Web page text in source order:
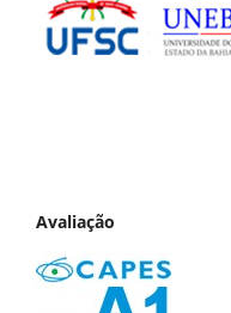
Avaliação